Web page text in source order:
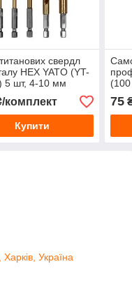
свердл
HEX YATO (YT-
5 шт, 4-10 мм
Купити
75
Україна